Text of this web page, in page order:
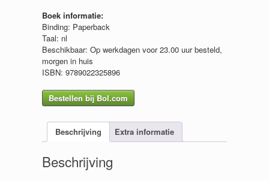
Boek informatie:
Binding: Paperback
Taal: nl
Beschikbaar: Op werkdagen voor 23.00 uur besteld,
morgen in huis
ISBN: 9789022325896
Bestellen bij Bol.com
Beschrijving Extra informatie
Beschrijving